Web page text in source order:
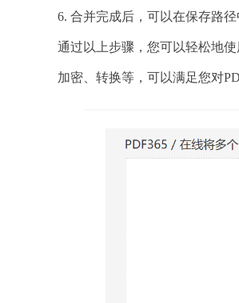
6. 合并完成后，可以在保存路径
通过以上步骤，您可以轻松地
加密、转换等，可以满足您对